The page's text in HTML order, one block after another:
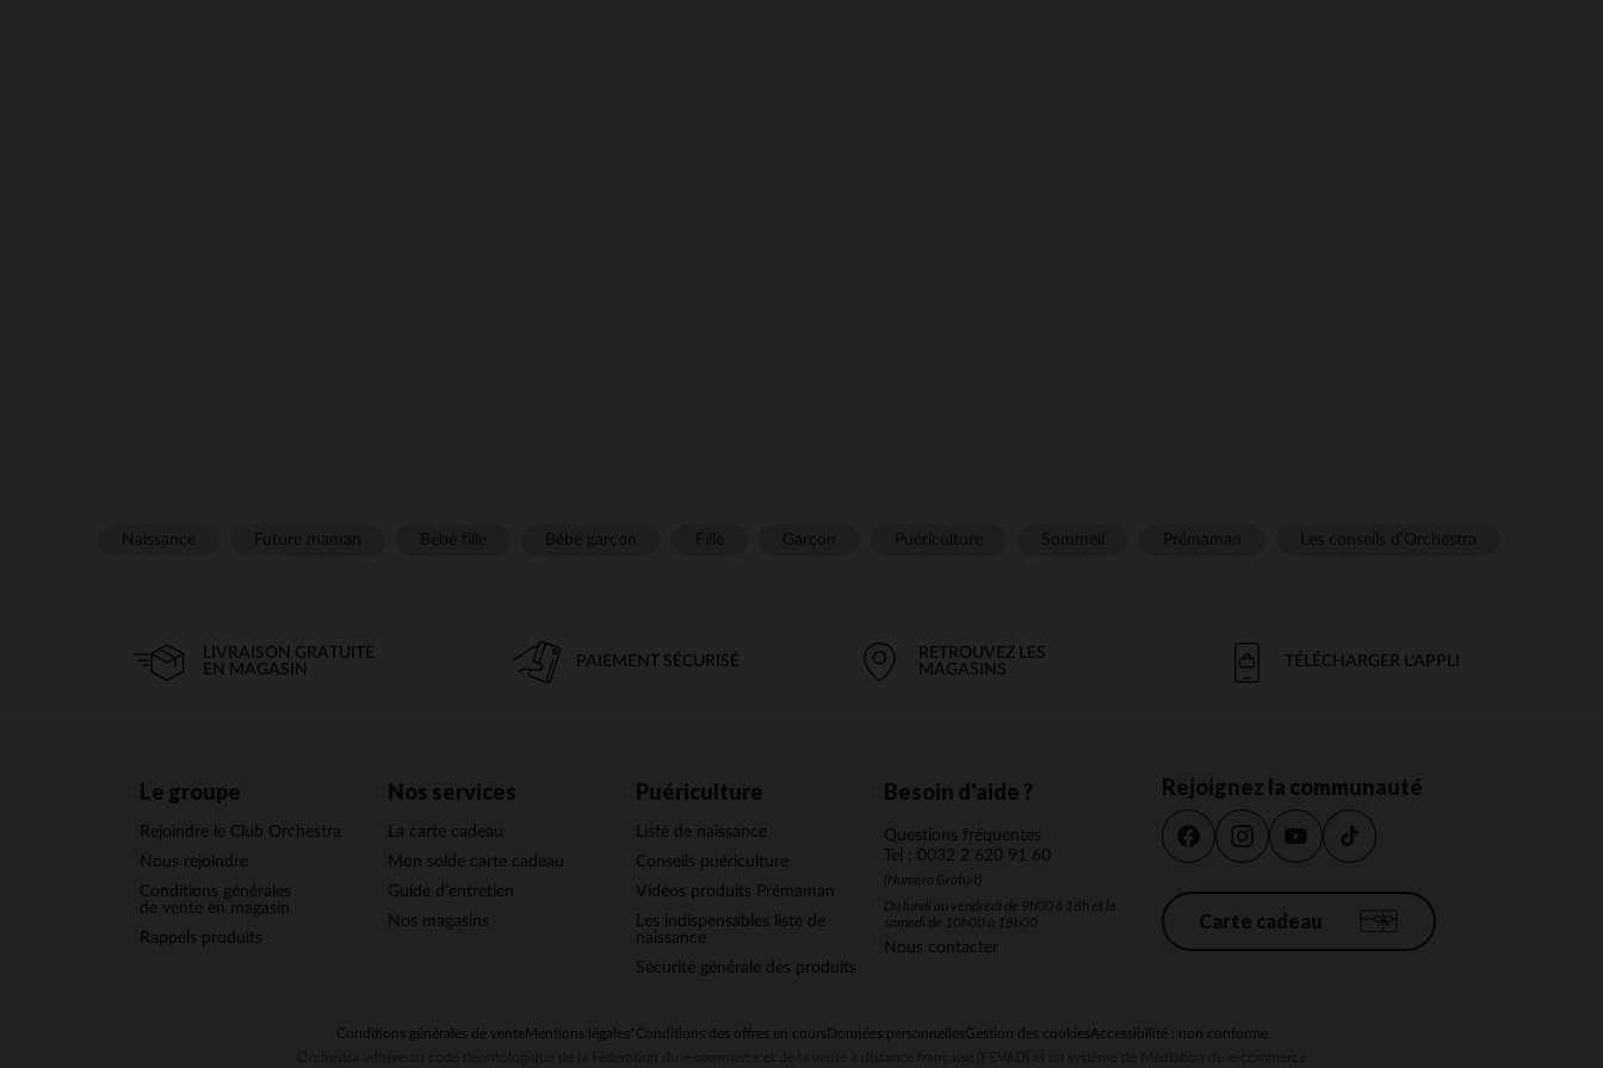
LIVRAISON GRATUITE
EN MAGASIN
PAIEMENT SÉCURISÉ
RETROUVEZ LES
MAGASINS
TÉLÉCHARGER L'APPLI
Le groupe
Rejoindre le Club Orchestra
Nous rejoindre
Conditions générales
de vente en magasin
Rappels produits
Nos services
La carte cadeau
Mon solde carte cadeau
Guide d'entretien
Nos magasins
Puériculture
Liste de naissance
Conseils puériculture
Vidéos produits Prémaman
Les indispensables liste de
naissance
Sécurité générale des produits
Besoin d'aide ?
Questions fréquentes
Tel : 0032 2 620 91 60
(Numéro Gratuit)
Du lundi au vendredi de 9h00 à 18h et le
samedi de 10h00 à 18h00
Nous contacter
Rejoignez la communauté
Carte cadeau
Conditions générales de venteMentions légales *Conditions des offres en cours Données personnellesGestion des cookiesAccessibilité : non conforme